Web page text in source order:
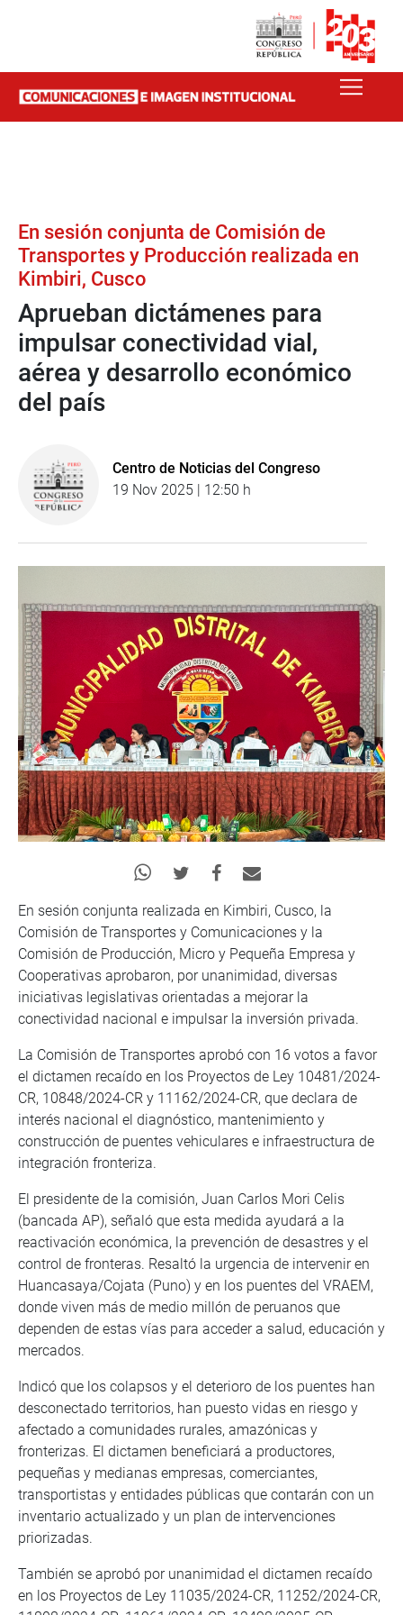
En sesión conjunta de Comisión de
Transportes y Producción realizada en
Kimbiri, Cusco
Aprueban dictámenes para
impulsar conectividad vial,
aérea y desarrollo económico
del país
Centro de Noticias del Congreso
19 Nov 2025 | 12:50 h
En sesión conjunta realizada en Kimbiri, Cusco, la
Comisión de Transportes y Comunicaciones y la
Comisión de Producción, Micro y Pequeña Empresa y
Cooperativas aprobaron, por unanimidad, diversas
iniciativas legislativas orientadas a mejorar la
conectividad nacional e impulsar la inversión privada.
La Comisión de Transportes aprobó con 16 votos a favor
el dictamen recaído en los Proyectos de Ley 10481/2024-
CR, 10848/2024-CR y 11162/2024-CR, que declara de
interés nacional el diagnóstico, mantenimiento y
construcción de puentes vehiculares e infraestructura de
integración fronteriza.
El presidente de la comisión, Juan Carlos Mori Celis
(bancada AP), señaló que esta medida ayudará a la
reactivación económica, la prevención de desastres y el
control de fronteras. Resaltó la urgencia de intervenir en
Huancasaya/Cojata (Puno) y en los puentes del VRAEM,
donde viven más de medio millón de peruanos que
dependen de estas vías para acceder a salud, educación y
mercados.
Indicó que los colapsos y el deterioro de los puentes han
desconectado territorios, han puesto vidas en riesgo y
afectado a comunidades rurales, amazónicas y
fronterizas. El dictamen beneficiará a productores,
pequeñas y medianas empresas, comerciantes,
transportistas y entidades públicas que contarán con un
inventario actualizado y un plan de intervenciones
priorizadas.
También se aprobó por unanimidad el dictamen recaído
en los Proyectos de Ley 11035/2024-CR, 11252/2024-CR,